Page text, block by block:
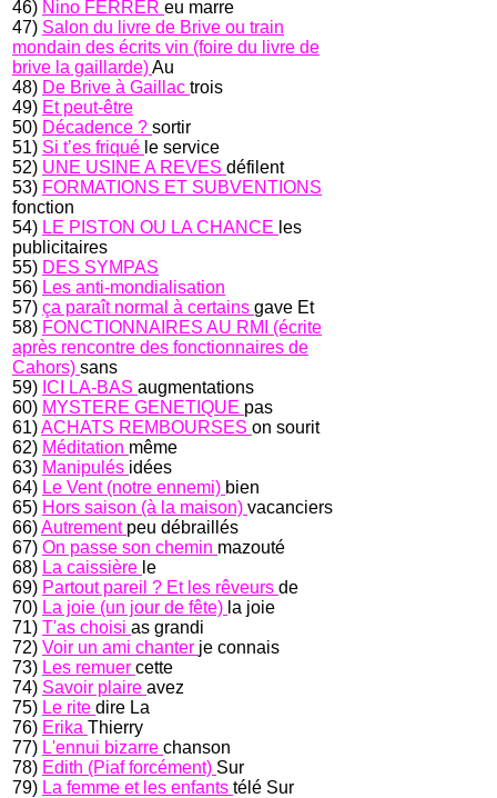
46) Nino FERRER eu marre
47) Salon du livre de Brive ou train
mondain des écrits vin (foire du livre de
brive la gaillarde)Au
48) De Brive à Gaillac trois
49) Et peut-être
50) Décadence ? sortir
51) Si t’es friqué le service
52) UNE USINE A REVES défilent
53) FORMATIONS ET SUBVENTIONS
fonction
54) LE PISTON OU LA CHANCE les
publicitaires
55) DES SYMPAS
56) Les anti-mondialisation
57) ça paraît normal à certains gave Et
58) FONCTIONNAIRES AU RMI (écrite
après rencontre des fonctionnaires de
Cahors) sans
59) ICI LA-BAS augmentations
60) MYSTERE GENETIQUE pas
61)ACHATS REMBOURSES on sourit
62) Méditation même
63) Manipulés idées
64) Le Vent (notre ennemi) bien
65) Hors saison (à la maison) vacanciers
66)Autrement peu débraillés
67) On passe son chemin mazouté
68) La caissière le
69) Partout pareil ? Et les rêveurs de
70) La joie (un jour de fête) la joie
71) T'as choisi as grandi
72) Voir un ami chanter je connais
73) Les remuer cette
74) Savoir plaire avez
75) Le rite dire La
76) Erika Thierry
77) L'ennui bizarre chanson
78) Edith (Piaf forcément) Sur
79) La femme et les enfants télé Sur